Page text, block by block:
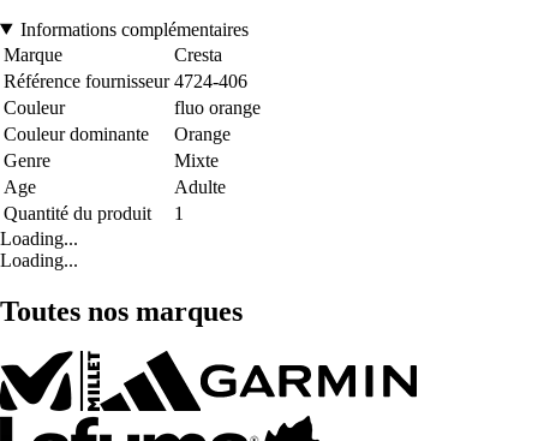
Informations complémentaires
Marque
Cresta
Référence fournisseur 4724-406
Couleur
fluo orange
Couleur dominante
Orange
Genre
Mixte
Age
Adulte
Quantité du produit
1
Loading...
Loading...
Toutes nos marques